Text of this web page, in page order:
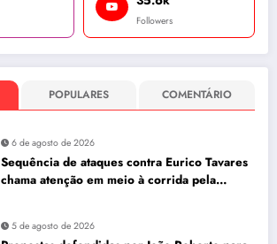
Followers
POPULARES COMENTÁRIO
6 de agosto de 2026
Sequência de ataques contra Eurico Tavares
chama atenção em meio à corrida pela
5 de agosto de 2026